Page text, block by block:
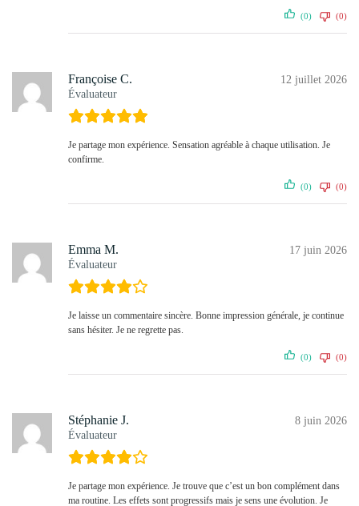
(0) (0)
Françoise C.
Évaluateur
12 juillet 2026
Je partage mon expérience. Sensation agréable à chaque utilisation. Je
confirme.
(0) (0)
Emma M.
Évaluateur
17 juin 2026
Je laisse un commentaire sincère. Bonne impression générale, je continue
sans hésiter. Je ne regrette pas.
(0) (0)
Stéphanie J.
Évaluateur
8 juin 2026
Je partage mon expérience. Je trouve que c’est un bon complément dans
ma routine. Les effets sont progressifs mais je sens une évolution. Je